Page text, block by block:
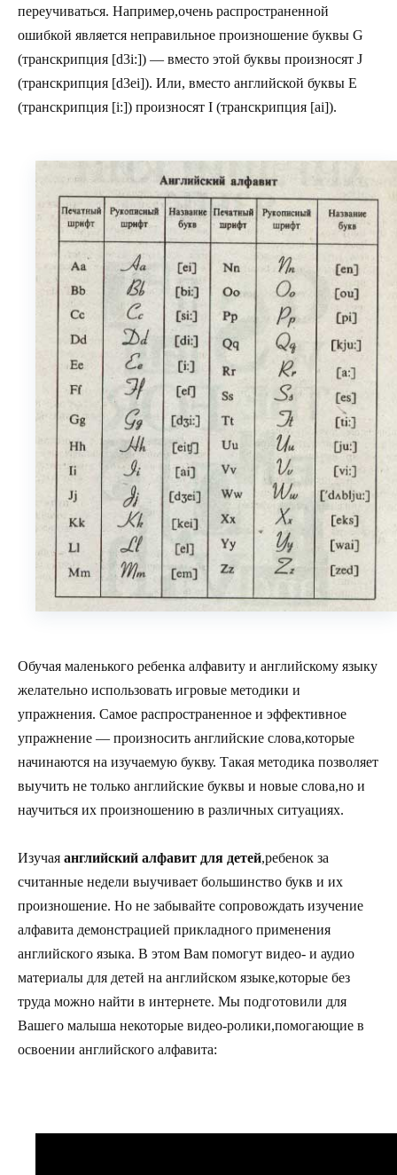
переучиваться. Например,очень распространенной
ошибкой является неправильное произношение буквы G
(транскрипция [d3i:]) — вместо этой буквы произносят J
(транскрипция [d3ei]). Или, вместо английской буквы Е
(транскрипция [i:]) произносят I (транскрипция [ai]).
Обучая маленького ребенка алфавиту и английскому языку
желательно использовать игровые методики и
упражнения. Самое распространенное и эффективное
упражнение — произносить английские слова,которые
начинаются на изучаемую букву. Такая методика позволяет
выучить не только английские буквы и новые слова,но и
научиться их произношению в различных ситуациях.
Изучая английский алфавит для детей,ребенок за
считанные недели выучивает большинство букв и их
произношение. Но не забывайте сопровождать изучение
алфавита демонстрацией прикладного применения
английского языка. В этом Вам помогут видео- и аудио
материалы для детей на английском языке,которые без
труда можно найти в интернете. Мы подготовили для
Вашего малыша некоторые видео-ролики,помогающие в
освоении английского алфавита: